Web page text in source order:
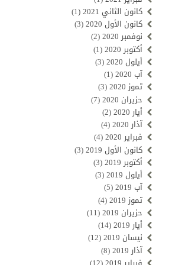
كانون الثاني 2021
(1)
كانون الأول 2020
(3)
نوفمبر 2020
(2)
أكتوبر 2020
(1)
أيلول 2020
(3)
آب 2020
(1)
تموز 2020
(3)
حزيران 2020
(7)
أيار 2020
(2)
آذار 2020
(4)
فبراير 2020
(4)
كانون الأول 2019
(3)
أكتوبر 2019
(3)
أيلول 2019
(3)
آب 2019
(5)
تموز 2019
(4)
حزيران 2019
(11)
أيار 2019
(14)
نيسان 2019
(12)
آذار 2019
(8)